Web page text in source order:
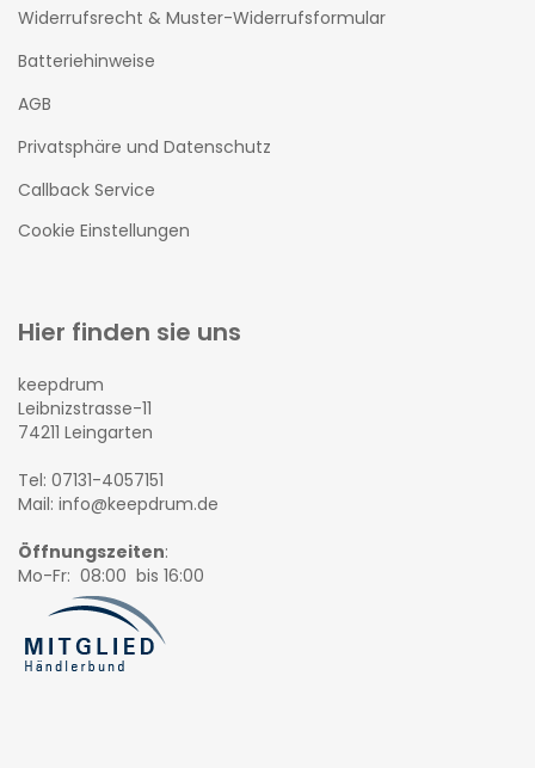
Widerrufsrecht & Muster-Widerrufsformular
Batteriehinweise
AGB
Privatsphäre und Datenschutz
Callback Service
Cookie Einstellungen
Hier finden sie uns
keepdrum
Leibnizstrasse-11
74211 Leingarten
Tel: 07131-4057151
Mail: info@keepdrum.de
Öffnungszeiten:
Mo-Fr: 08:00 bis 16:00